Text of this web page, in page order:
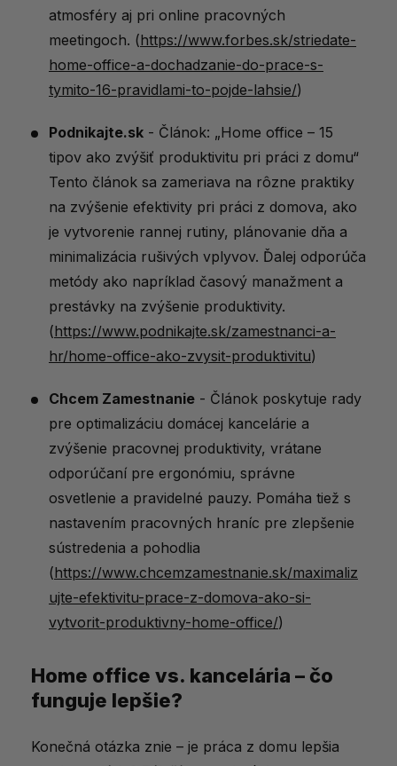
atmosféry aj pri online pracovných
meetingoch. (https://www.forbes.sk/striedate-
home-office-a-dochadzanie-do-prace-s-
tymito-16-pravidlami-to-pojde-lahsie/)
Podnikajte.sk - Článok: „Home office – 15
tipov ako zvýšiť produktivitu pri práci z domu“
Tento článok sa zameriava na rôzne praktiky
na zvýšenie efektivity pri práci z domova, ako
je vytvorenie rannej rutiny, plánovanie dňa a
minimalizácia rušivých vplyvov. Ďalej odporúča
metódy ako napríklad časový manažment a
prestávky na zvýšenie produktivity.
(https://www.podnikajte.sk/zamestnanci-a-
hr/home-office-ako-zvysit-produktivitu)
Chcem Zamestnanie - Článok poskytuje rady
pre optimalizáciu domácej kancelárie a
zvýšenie pracovnej produktivity, vrátane
odporúčaní pre ergonómiu, správne
osvetlenie a pravidelné pauzy. Pomáha tiež s
nastavením pracovných hraníc pre zlepšenie
sústredenia a pohodlia
(https://www.chcemzamestnanie.sk/maximaliz
ujte-efektivitu-prace-z-domova-ako-si-
vytvorit-produktivny-home-office/)
Home office vs. kancelária – čo
funguje lepšie?
Konečná otázka znie – je práca z domu lepšia